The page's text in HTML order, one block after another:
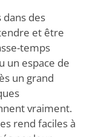
des
et être
temps
un espace de
un grand
vraiment.
rend faciles à